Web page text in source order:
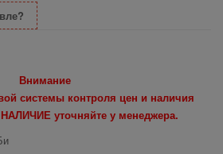
Внимание
системы контроля цен и наличия
уточняйте у менеджера.